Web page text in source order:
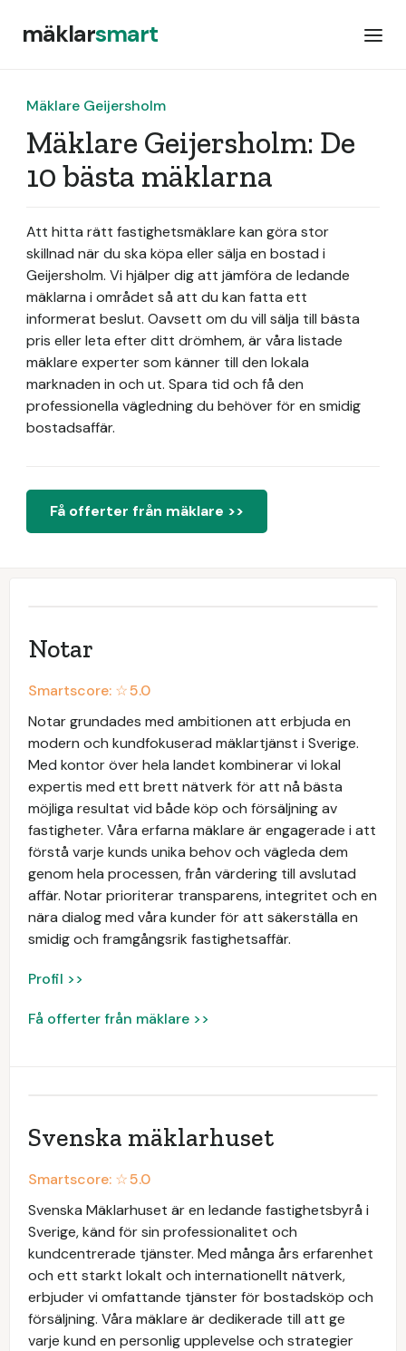
mäklarsmart
Mäklare Geijersholm
Mäklare Geijersholm: De
10 bästa mäklarna
Att hitta rätt fastighetsmäklare kan göra stor
skillnad när du ska köpa eller sälja en bostad i
Geijersholm. Vi hjälper dig att jämföra de ledande
mäklarna i området så att du kan fatta ett
informerat beslut. Oavsett om du vill sälja till bästa
pris eller leta efter ditt drömhem, är våra listade
mäklare experter som känner till den lokala
marknaden in och ut. Spara tid och få den
professionella vägledning du behöver för en smidig
bostadsaffär.
Få offerter från mäklare >>
Notar
Smartscore: ☆5.0
Notar grundades med ambitionen att erbjuda en
modern och kundfokuserad mäklartjänst i Sverige.
Med kontor över hela landet kombinerar vi lokal
expertis med ett brett nätverk för att nå bästa
möjliga resultat vid både köp och försäljning av
fastigheter. Våra erfarna mäklare är engagerade i att
förstå varje kunds unika behov och vägleda dem
genom hela processen, från värdering till avslutad
affär. Notar prioriterar transparens, integritet och en
nära dialog med våra kunder för att säkerställa en
smidig och framgångsrik fastighetsaffär.
Profil >>
Få offerter från mäklare >>
Svenska mäklarhuset
Smartscore: ☆5.0
Svenska Mäklarhuset är en ledande fastighetsbyrå i
Sverige, känd för sin professionalitet och
kundcentrerade tjänster. Med många års erfarenhet
och ett starkt lokalt och internationellt nätverk,
erbjuder vi omfattande tjänster för bostadsköp och
försäljning. Våra mäklare är dedikerade till att ge
varje kund en personlig upplevelse och strategier